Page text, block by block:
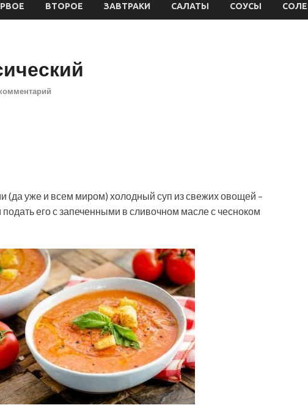
ВТОРОЕ ЗАВТРАКИ САЛАТЫ СОУСЫ
(да уже и всем миром) холодный суп из свежих овощей –
его с запеченными в сливочном масле с чесноком